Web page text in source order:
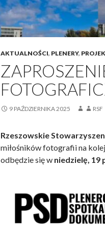
AKTUALNOŚCI, PLENERY,
9 PAŹDZIERNIKA 2025 RSF
Rzeszowskie
miłośników fotografii na
odbędzie się w niedzielę, 19